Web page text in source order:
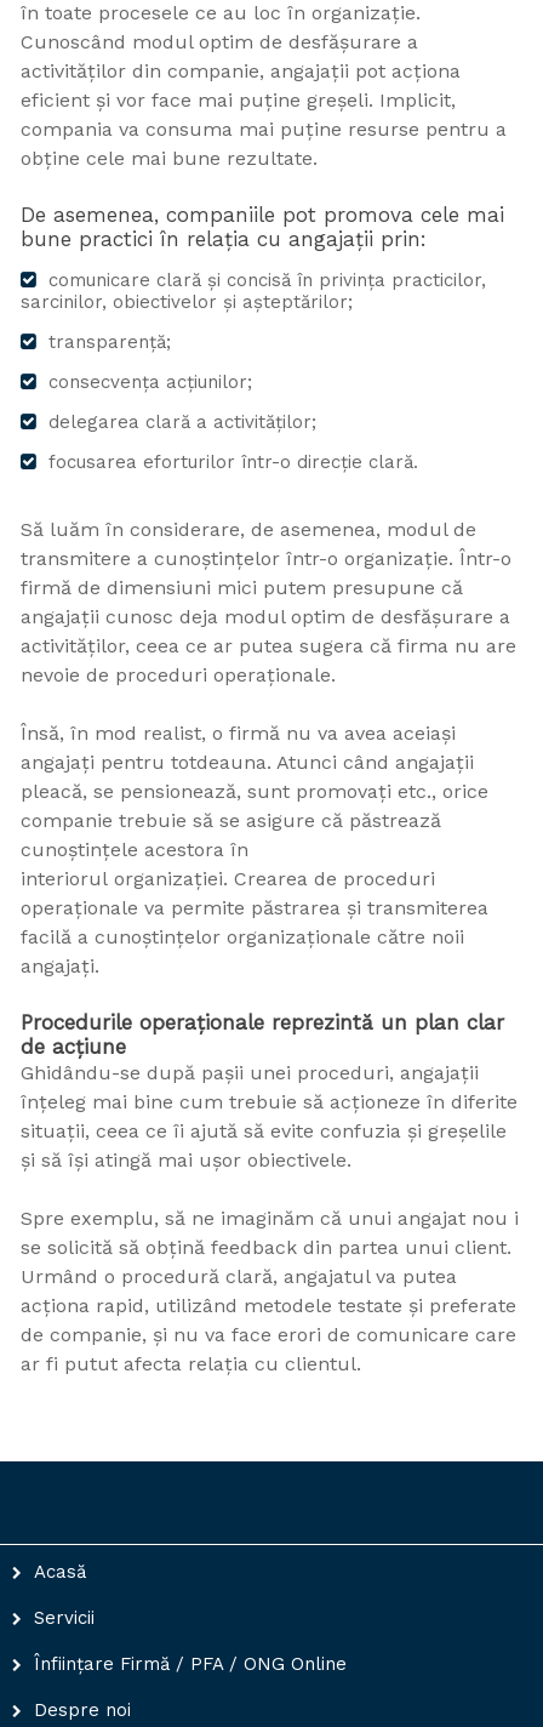
în toate procesele ce au loc în organizație.
Cunoscând modul optim de desfășurare a
activităților din companie, angajații pot acționa
eficient și vor face mai puține greșeli. Implicit,
compania va consuma mai puține resurse pentru a
obține cele mai bune rezultate.
De asemenea, companiile pot promova cele mai
bune practici în relația cu angajații prin:
comunicare clară și concisă în privința practicilor,
sarcinilor, obiectivelor și așteptărilor;
transparență;
consecvența acțiunilor;
delegarea clară a activităților;
focusarea eforturilor într-o direcție clară.
Să luăm în considerare, de asemenea, modul de
transmitere a cunoștințelor într-o organizație. Într-o
firmă de dimensiuni mici putem presupune că
angajații cunosc deja modul optim de desfășurare a
activităților, ceea ce ar putea sugera că firma nu are
nevoie de proceduri operaționale.
Însă, în mod realist, o firmă nu va avea aceiași
angajați pentru totdeauna. Atunci când angajații
pleacă, se pensionează, sunt promovați etc., orice
companie trebuie să se asigure că păstrează
cunoștințele acestora în
interiorul organizației. Crearea de proceduri
operaționale va permite păstrarea și transmiterea
facilă a cunoștințelor organizaționale către noii
angajați.
Procedurile operaționale reprezintă un plan clar
de acțiune
Ghidându-se după pașii unei proceduri, angajații
înțeleg mai bine cum trebuie să acționeze în diferite
situații, ceea ce îi ajută să evite confuzia și greșelile
și să își atingă mai ușor obiectivele.
Spre exemplu, să ne imaginăm că unui angajat nou i
se solicită să obțină feedback din partea unui client.
Urmând o procedură clară, angajatul va putea
acționa rapid, utilizând metodele testate și preferate
de companie, și nu va face erori de comunicare care
ar fi putut afecta relația cu clientul.
Acasă
Servicii
Înființare Firmă / PFA / ONG Online
Despre noi